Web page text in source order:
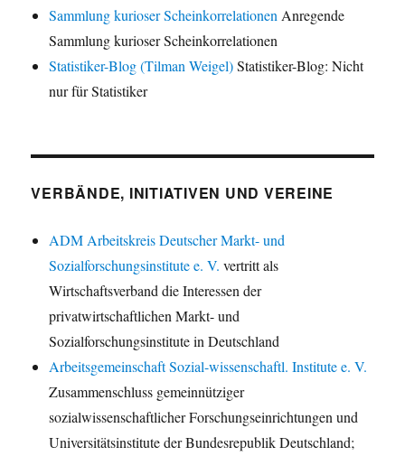
Sammlung kurioser Scheinkorrelationen Anregende
Sammlung kurioser Scheinkorrelationen
Statistiker-Blog (Tilman Weigel)Statistiker-Blog: Nicht
nur für Statistiker
VERBÄNDE, INITIATIVEN UND VEREINE
ADM Arbeitskreis Deutscher Markt- und
Sozialforschungsinstitute e. V. vertritt als
Wirtschaftsverband die Interessen der
privatwirtschaftlichen Markt- und
Sozialforschungsinstitute in Deutschland
Arbeitsgemeinschaft Sozial-wissenschaftl. Institute e. V.
Zusammenschluss gemeinnütziger
sozialwissenschaftlicher Forschungseinrichtungen und
Universitätsinstitute der Bundesrepublik Deutschland;